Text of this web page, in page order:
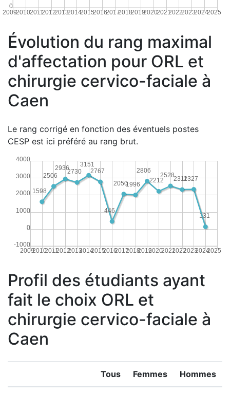
20092010201120122013201420152016201720182019202020212022202320242025
0
Évolution du rang maximal
d'affectation pour ORL et
chirurgie cervico-faciale à
Caen
Le rang corrigé en fonction des éventuels postes
CESP est ici préféré au rang brut.
20092010201120122013201420152016201720182019202020212022202320242025
-1000
0
1000
2000
3000
4000
131
2327
2311
2528
2212
2806
1996
2050
446
2767
3151
2730
2936
2506
1598
Profil des étudiants ayant
fait le choix ORL et
chirurgie cervico-faciale à
Caen
Tous Femmes Hommes